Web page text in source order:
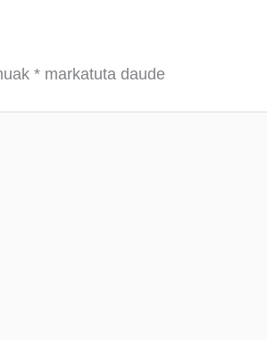
* markatuta daude